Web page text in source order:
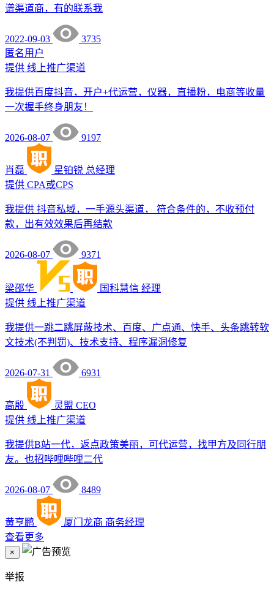
谱渠道商，有的联系我
2022-09-03
3735
匿名用户
提供 线上推广渠道
我提供百度抖音，开户+代运营，仪器，直播粉，电商等收量
一次握手终身朋友！
2026-08-07 9197
肖磊 星铂锐 总经理
提供 CPA或CPS
我提供 抖音私域，一手源头渠道， 符合条件的，不收预付
款，出有效效果后再结款
2026-08-07 9371
梁邵华 国科慧信 经理
提供 线上推广渠道
我提供一跳二跳屏蔽技术、百度、广点通、快手、头条跳转软
文技术(不判罚)、技术支持、程序漏洞修复
2026-07-31 6931
高殷 灵盟 CEO
提供 线上推广渠道
我提供B站一代，返点政策美丽，可代运营，找甲方及同行朋
友。也招哔哩哔哩二代
2026-08-07 8489
黄亨鹏 厦门龙商 商务经理
查看更多
×
举报